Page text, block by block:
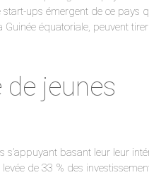
start-ups émergent de ce pays
équatoriale, peuvent tirer
de jeunes
s’appuyant basant leur leur
de 33 % des